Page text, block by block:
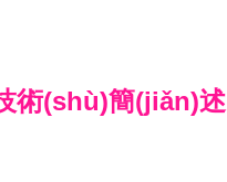
術(shù)簡(jiǎn)述